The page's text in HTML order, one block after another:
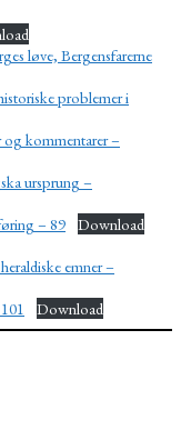
løve, Bergensfarerne
problemer i
kommentarer –
ursprung –
– 89 Download
emner –
Download